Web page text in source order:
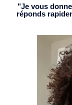
"Je vous
réponds